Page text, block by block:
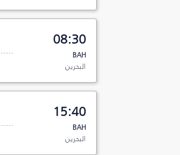
08:30
BAH
البحرين
15:40
BAH
البحرين